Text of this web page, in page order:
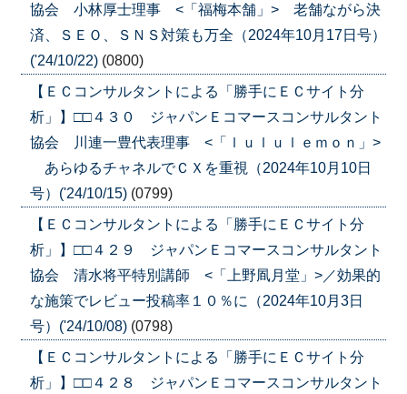
協会 小林厚士理事 <「福梅本舗」> 老舗ながら決
済、ＳＥＯ、ＳＮＳ対策も万全（2024年10月17日号）
('24/10/22) (0800)
【ＥＣコンサルタントによる「勝手にＥＣサイト分
析」】□□４３０ ジャパンＥコマースコンサルタント
協会 川連一豊代表理事 <「ｌｕｌｕｌｅｍｏｎ」>
あらゆるチャネルでＣＸを重視（2024年10月10日
号）('24/10/15) (0799)
【ＥＣコンサルタントによる「勝手にＥＣサイト分
析」】□□４２９ ジャパンＥコマースコンサルタント
協会 清水将平特別講師 <「上野凮月堂」>／効果的
な施策でレビュー投稿率１０％に（2024年10月3日
号）('24/10/08) (0798)
【ＥＣコンサルタントによる「勝手にＥＣサイト分
析」】□□４２８ ジャパンＥコマースコンサルタント